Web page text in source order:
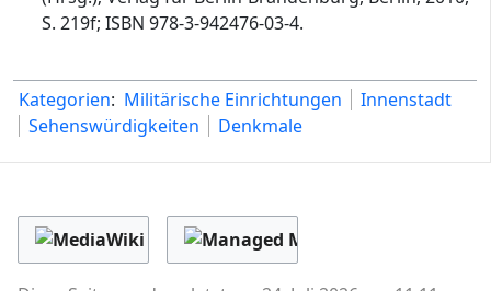
S. 219f; ISBN 978-3-942476-03-4.
Kategorien: Militärische Einrichtungen
Innenstadt
Sehenswürdigkeiten
Denkmale